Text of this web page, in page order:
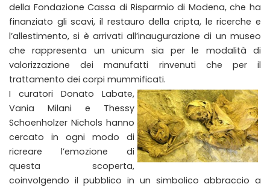
della Fondazione Cassa di Risparmio di Modena, che ha
finanziato gli scavi, il restauro della cripta, le ricerche e
l’allestimento, si è arrivati all’inaugurazione di un museo
che rappresenta un unicum sia per le modalità di
valorizzazione dei manufatti rinvenuti che per il
trattamento dei corpi mummificati.
I curatori Donato Labate,
Vania Milani e Thessy
Schoenholzer Nichols hanno
cercato in ogni modo di
ricreare l’emozione di
questa scoperta,
coinvolgendo il pubblico in un simbolico abbraccio a